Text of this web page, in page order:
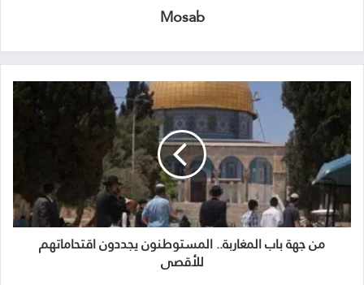
Mosab
من جهة باب المغاربة.. المستوطنون يجددون اقتحاماتهم
للأقصى